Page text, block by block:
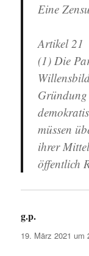
Eine
Artikel 21
(1) Die
müssen
ihrer
öffentlich
g.p.
19. März 2021 um